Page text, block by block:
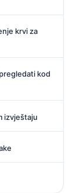
krvi za
kod
izvještaju